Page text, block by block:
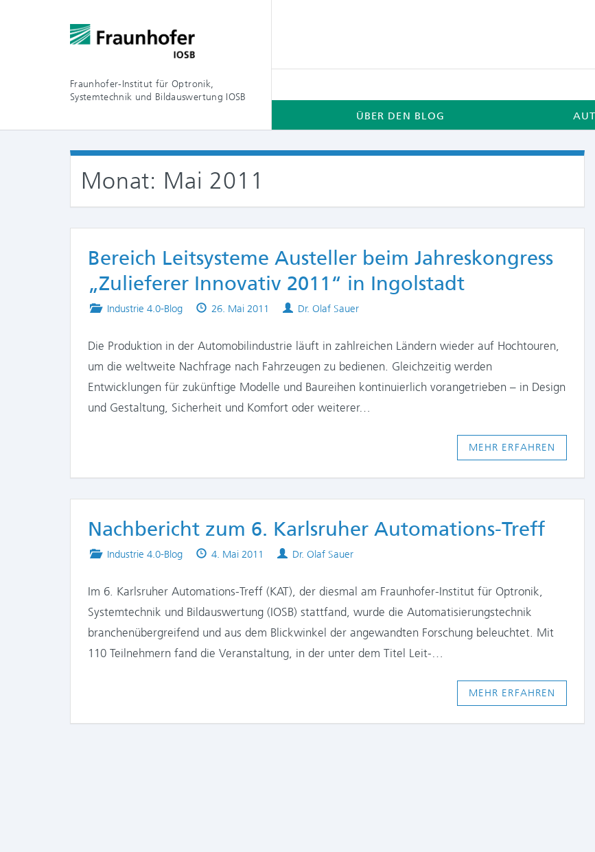
Fraunhofer-Institut für Optronik,
Systemtechnik und Bildauswertung IOSB
ÜBER DEN BLOG
Monat: Mai 2011
Bereich Leitsysteme Austeller beim Jahreskongress
„Zulieferer Innovativ 2011“ in Ingolstadt
Posted
Industrie 4.0-Blog
Published
26. Mai 2011 Authors
Dr. Olaf Sauer
Die Produktion in der Automobilindustrie läuft in zahlreichen Ländern wieder auf Hochtouren,
um die weltweite Nachfrage nach Fahrzeugen zu bedienen. Gleichzeitig werden
Entwicklungen für zukünftige Modelle und Baureihen kontinuierlich vorangetrieben – in Design
und Gestaltung, Sicherheit und Komfort oder weiterer…
MEHR ERFAHREN
Nachbericht zum 6. Karlsruher Automations-Treff
Posted
Industrie 4.0-Blog
Published
4. Mai 2011 Authors
Dr. Olaf Sauer
Im 6. Karlsruher Automations-Treff (KAT), der diesmal am Fraunhofer-Institut für Optronik,
Systemtechnik und Bildauswertung (IOSB) stattfand, wurde die Automatisierungstechnik
branchenübergreifend und aus dem Blickwinkel der angewandten Forschung beleuchtet. Mit
110 Teilnehmern fand die Veranstaltung, in der unter dem Titel Leit-…
MEHR ERFAHREN